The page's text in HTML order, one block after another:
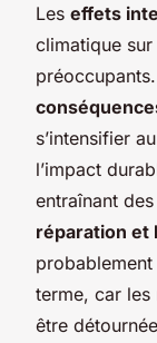
Les effets
climatique sur
s’intensifier
l’impact
entraînant
réparation et
terme, car les
être